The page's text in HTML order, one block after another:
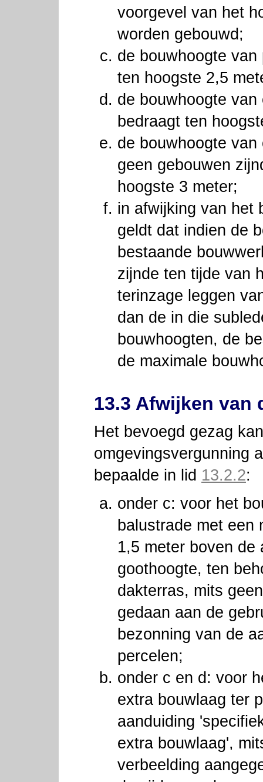
voorgevel van het
worden gebouwd;
de bouwhoogte
ten hoogste 2,5
de bouwhoogte
bedraagt ten
de bouwhoogte
geen gebouwen
hoogste 3 meter;
in afwijking van het
geldt dat indien de
bestaande
zijnde ten tijde van
terinzage leggen
dan de in die
bouwhoogten, de
de maximale
13.3 Afwijken van
Het bevoegd gezag
omgevingsvergunning
bepaalde in lid 13.2.2:
onder c: voor het
balustrade met een
1,5 meter boven de
goothoogte, ten
dakterras, mits
gedaan aan de
bezonning van de
percelen;
onder c en d: voor
extra bouwlaag ter
aanduiding
extra bouwlaag',
verbeelding